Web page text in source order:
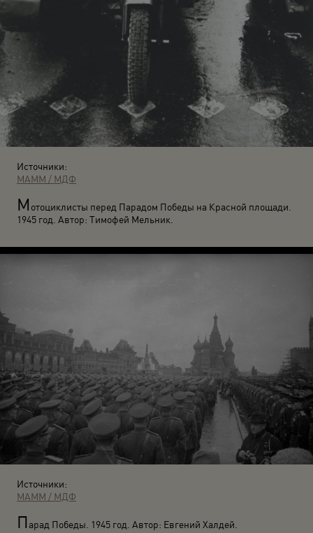
Источники:
МАММ / МДФ
М отоциклисты перед Парадом Победы на Красной площади.
1945 год. Автор: Тимофей Мельник.
Источники:
МАММ / МДФ
Парад Победы. 1945 год. Автор: Евгений Халдей.